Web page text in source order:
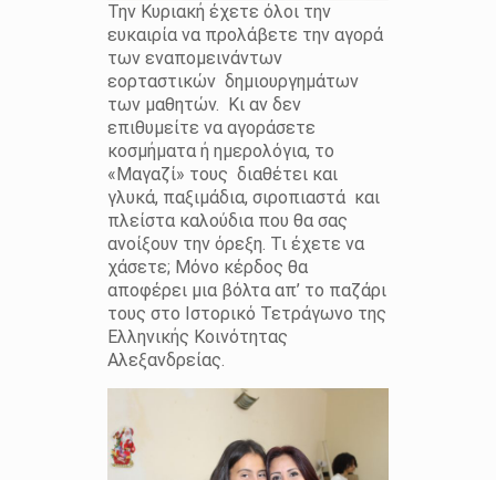
Την Κυριακή έχετε όλοι την
ευκαιρία να προλάβετε την αγορά
των εναπομεινάντων
εορταστικών δημιουργημάτων
των μαθητών. Κι αν δεν
επιθυμείτε να αγοράσετε
κοσμήματα ή ημερολόγια, το
«Μαγαζί» τους διαθέτει και
γλυκά, παξιμάδια, σιροπιαστά και
πλείστα καλούδια που θα σας
ανοίξουν την όρεξη. Τι έχετε να
χάσετε; Μόνο κέρδος θα
αποφέρει μια βόλτα απ’ το παζάρι
τους στο Ιστορικό Τετράγωνο της
Ελληνικής Κοινότητας
Αλεξανδρείας.